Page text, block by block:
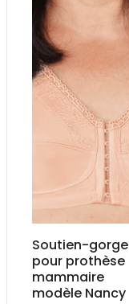
Soutien-gorge
pour prothèse
mammaire
modèle Nancy